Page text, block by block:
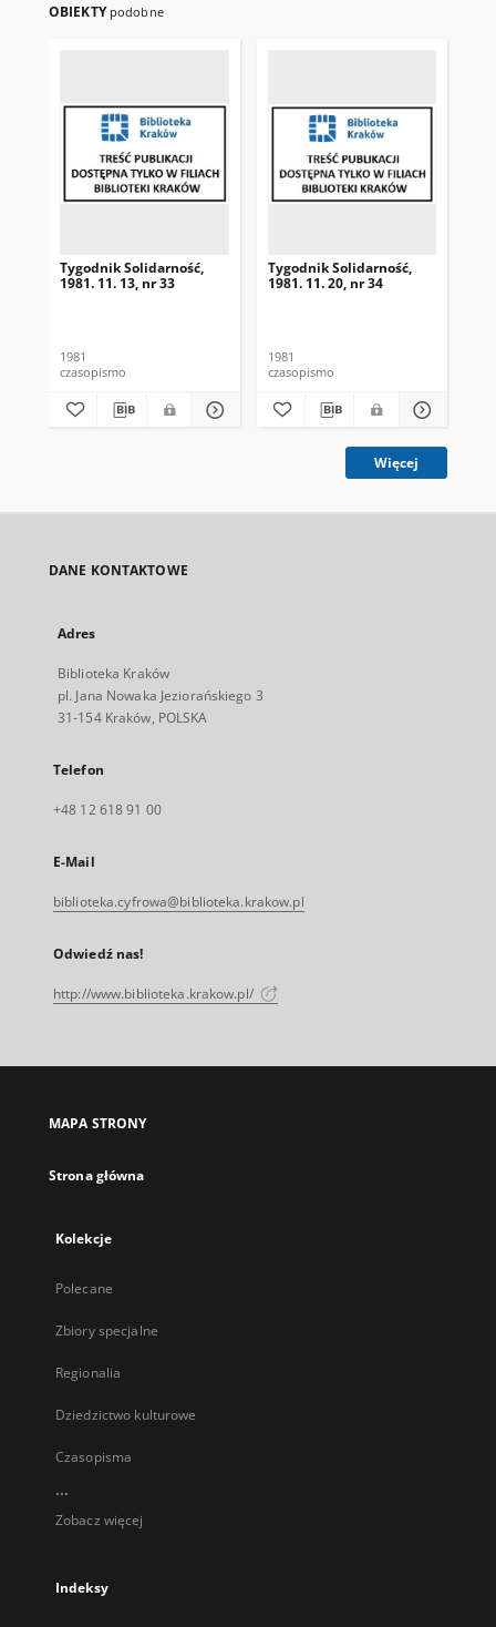
OBIEKTY podobne
Tygodnik Solidarność,
1981. 11. 13, nr 33
1981
czasopismo
Tygodnik Solidarność,
1981. 11. 20, nr 34
1981
czasopismo
Więcej
DANE KONTAKTOWE
Adres
Biblioteka Kraków
pl. Jana Nowaka Jeziorańskiego 3
31-154 Kraków, POLSKA
Telefon
+48 12 618 91 00
E-Mail
biblioteka.cyfrowa@biblioteka.krakow.pl
Odwiedź nas!
http://www.biblioteka.krakow.pl/
MAPA STRONY
Strona główna
Kolekcje
Polecane
Zbiory specjalne
Regionalia
Dziedzictwo kulturowe
Czasopisma
...
Zobacz więcej
Indeksy